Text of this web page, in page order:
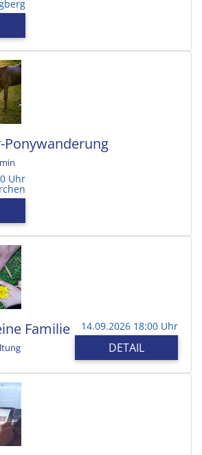
Ponywanderung
Uhr
Familie 14.09.2026 18:00 Uhr
DETAIL